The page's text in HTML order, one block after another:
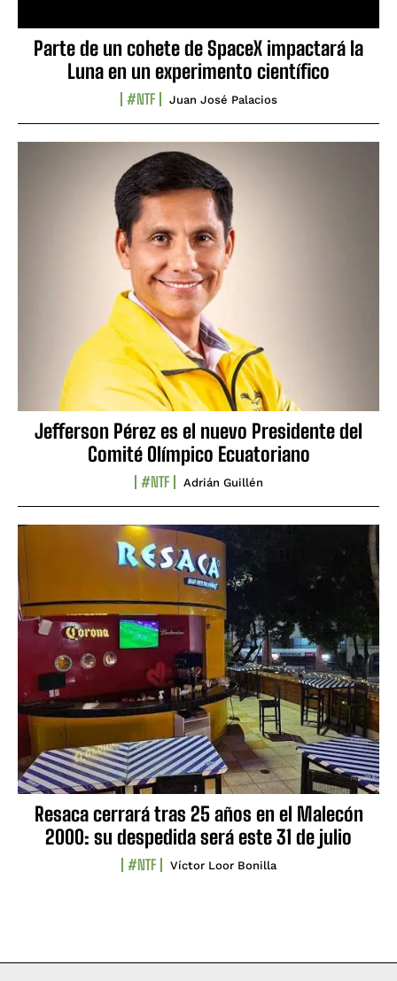
Parte de un cohete de SpaceX impactará la
Luna en un experimento científico
#NTF Juan José Palacios
Jefferson Pérez es el nuevo Presidente del
Comité Olímpico Ecuatoriano
#NTF Adrián Guillén
Resaca cerrará tras 25 años en el Malecón
2000: su despedida será este 31 de julio
#NTF Víctor Loor Bonilla